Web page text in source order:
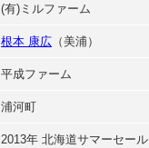
(有)ミルファーム
根本 康広 （美浦）
平成ファーム
浦河町
2013年 北海道サマーセール